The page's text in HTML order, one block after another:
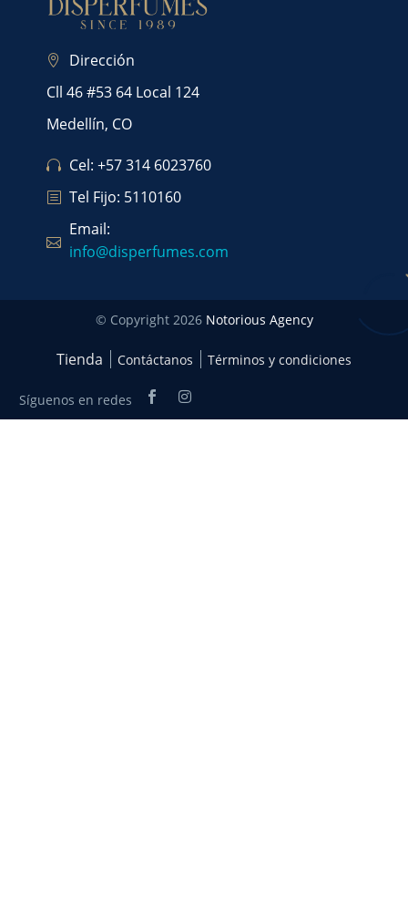
Dirección
Cll 46 #53 64 Local 124
Medellín, CO
Cel: +57 314 6023760
Tel Fijo: 5110160
Email:
info@disperfumes.com
© Copyright 2026 Notorious Agency
Tienda Contáctanos Términos y condiciones
Síguenos en redes